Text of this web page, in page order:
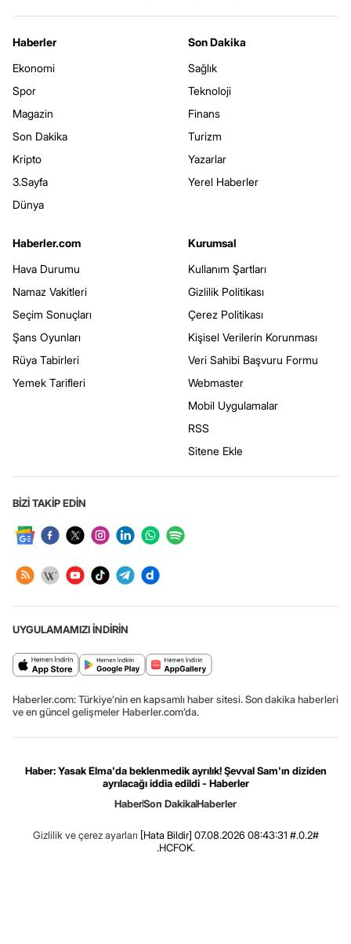
Haberler
Ekonomi
Spor
Magazin
Son Dakika
Kripto
3.Sayfa
Dünya
Son Dakika
Sağlık
Teknoloji
Finans
Turizm
Yazarlar
Yerel Haberler
Haberler.com
Hava Durumu
Namaz Vakitleri
Seçim Sonuçları
Şans Oyunları
Rüya Tabirleri
Yemek Tarifleri
Kurumsal
Kullanım Şartları
Gizlilik Politikası
Çerez Politikası
Kişisel Verilerin Korunması
Veri Sahibi Başvuru Formu
Webmaster
Mobil Uygulamalar
RSS
Sitene Ekle
BİZİ TAKİP EDİN
UYGULAMAMIZI İNDİRİN
Haberler.com: Türkiye’nin en kapsamlı haber sitesi. Son dakika haberleri
ve en güncel gelişmeler Haberler.com’da.
Haber: Yasak Elma'da beklenmedik ayrılık! Şevval Sam'ın diziden
ayrılacağı iddia edildi - Haberler
HaberSon DakikaHaberler
Gizlilik ve çerez ayarları [Hata Bildir] 07.08.2026 08:43:31 #.0.2#
.HCFOK.